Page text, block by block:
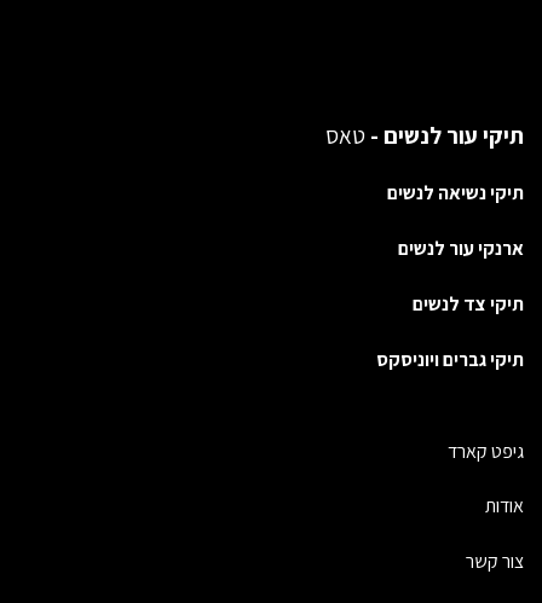
תיקי עור לנשים -טאס
תיקי נשיאה לנשים
ארנקי עור לנשים
תיקי צד לנשים
תיקי גברים ויוניסקס
גיפט קארד
אודות
צור קשר